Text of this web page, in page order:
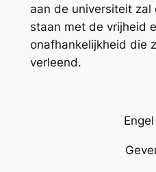
aan de universiteit zal
staan met de vrijheid
onafhankelijkheid die
verleend.